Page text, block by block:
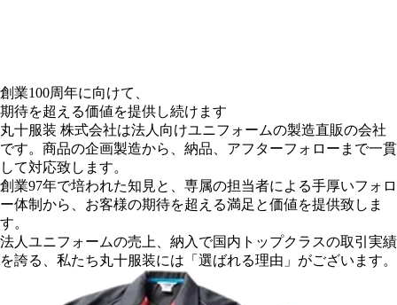
創業100周年に向けて、
期待を超える価値を提供し続けます
丸十服装 株式会社は法人向けユニフォームの製造直販の会社
です。 商品の企画製造から、納品、アフターフォローまで一貫
して対応致します。
創業97年で培われた知見と、専属の担当者による手厚いフォロ
ー体制から、 お客様の期待を超える満足と価値を提供致しま
す。
法人ユニフォームの売上、納入で国内トップクラスの取引実績
を誇る、 私たち丸十服装には「選ばれる理由」がございます。